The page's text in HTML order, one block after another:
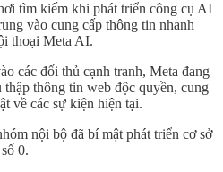
tìm kiếm khi phát triển công cụ AI
vào cung cấp thông tin nhanh
thoại Meta AI.
các đối thủ cạnh tranh, Meta đang
thông tin web độc quyền, cung
về các sự kiện hiện tại.
nội bộ đã bí mật phát triển cơ sở
0.